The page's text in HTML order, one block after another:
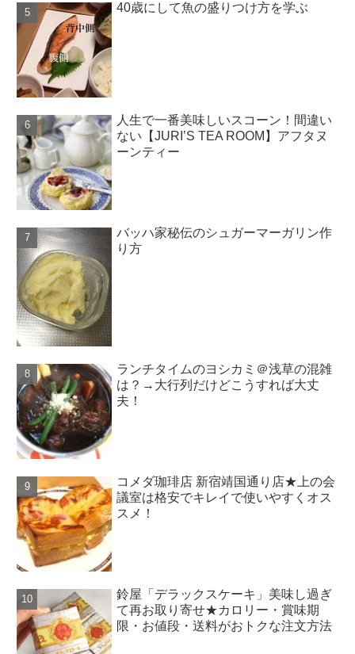
40歳にして魚の盛りつけ方を学ぶ
人生で一番美味しいスコーン！間違い
ない【JURI’S TEA ROOM】アフタヌ
ーンティー
バッハ家秘伝のシュガーマーガリン作
り方
ランチタイムのヨシカミ＠浅草の混雑
は？→大行列だけどこうすれば大丈
夫！
コメダ珈琲店 新宿靖国通り店★上の会
議室は格安でキレイで使いやすくオス
スメ！
鈴屋「デラックスケーキ」美味し過ぎ
て再お取り寄せ★カロリー・賞味期
限・お値段・送料がおトクな注文方法